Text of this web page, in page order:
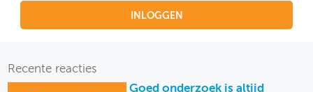
INLOGGEN
Recente reacties
Goed onderzoek is altijd